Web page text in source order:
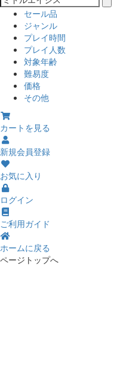
セール品
ジャンル
プレイ時間
プレイ人数
対象年齢
難易度
価格
その他
カートを見る
新規会員登録
お気に入り
ログイン
ご利用ガイド
ホームに戻る
ページトップへ